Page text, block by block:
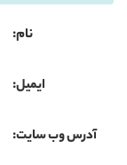
نام:
ایمیل:
آدرس وب سایت: